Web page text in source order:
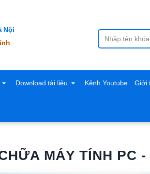
Nội
Download tài liệu Kênh Youtube Giới
MÁY TÍNH PC -